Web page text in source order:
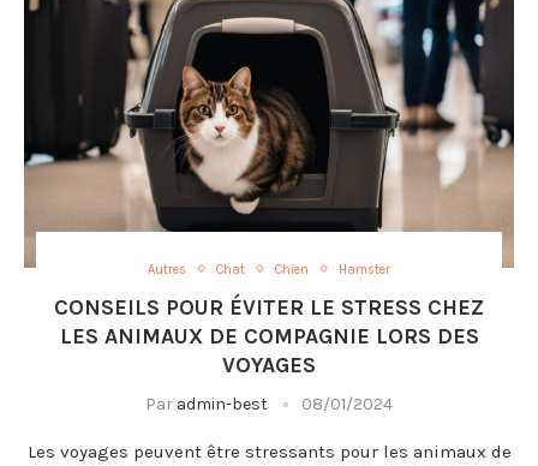
Autres Chat Chien Hamster
CONSEILS POUR ÉVITER LE STRESS CHEZ
LES ANIMAUX DE COMPAGNIE LORS DES
VOYAGES
Par admin-best 08/01/2024
Les voyages peuvent être stressants pour les animaux de